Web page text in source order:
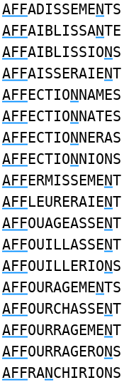
AFFADISSEMENTS
AFFAIBLISSANTE
AFFAIBLISSIONS
AFFAISSERAIENT
AFFECTIONNAMES
AFFECTIONNATES
AFFECTIONNERAS
AFFECTIONNIONS
AFFERMISSEMENT
AFFLEURERAIENT
AFFOUAGEASSENT
AFFOUILLASSENT
AFFOUILLERIONS
AFFOURAGEMENTS
AFFOURCHASSENT
AFFOURRAGEMENT
AFFOURRAGERONS
AFFRANCHIRIONS